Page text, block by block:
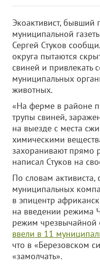
Экоактивист, бывший
муниципальной
Сергей Стуков
округа пытаются
свиней и привлекать
муниципальных
животных.
«На ферме в районе
трупы свиней,
на выезде с места
химическими
захоранивают прямо
написал Стуков на
По словам активиста,
муниципальных
в эпицентр
на введении режима
режим чрезвычайной
ввели в 11
что в «Березовском
«замолчать».